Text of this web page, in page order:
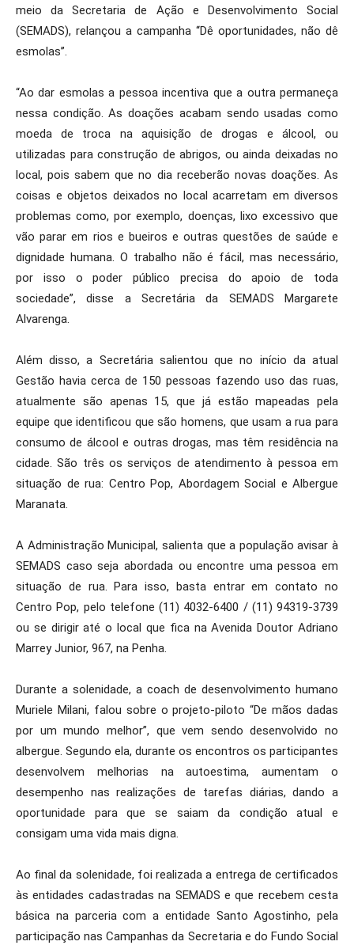
meio da Secretaria de Ação e Desenvolvimento Social
(SEMADS), relançou a campanha ‘‘Dê oportunidades, não dê
esmolas’’.
“Ao dar esmolas a pessoa incentiva que a outra permaneça
nessa condição. As doações acabam sendo usadas como
moeda de troca na aquisição de drogas e álcool, ou
utilizadas para construção de abrigos, ou ainda deixadas no
local, pois sabem que no dia receberão novas doações. As
coisas e objetos deixados no local acarretam em diversos
problemas como, por exemplo, doenças, lixo excessivo que
vão parar em rios e bueiros e outras questões de saúde e
dignidade humana. O trabalho não é fácil, mas necessário,
por isso o poder público precisa do apoio de toda
sociedade”, disse a Secretária da SEMADS Margarete
Alvarenga.
Além disso, a Secretária salientou que no início da atual
Gestão havia cerca de 150 pessoas fazendo uso das ruas,
atualmente são apenas 15, que já estão mapeadas pela
equipe que identificou que são homens, que usam a rua para
consumo de álcool e outras drogas, mas têm residência na
cidade. São três os serviços de atendimento à pessoa em
situação de rua: Centro Pop, Abordagem Social e Albergue
Maranata.
A Administração Municipal, salienta que a população avisar à
SEMADS caso seja abordada ou encontre uma pessoa em
situação de rua. Para isso, basta entrar em contato no
Centro Pop, pelo telefone (11) 4032-6400 / (11) 94319-3739
ou se dirigir até o local que fica na Avenida Doutor Adriano
Marrey Junior, 967, na Penha.
Durante a solenidade, a coach de desenvolvimento humano
Muriele Milani, falou sobre o projeto-piloto “De mãos dadas
por um mundo melhor”, que vem sendo desenvolvido no
albergue. Segundo ela, durante os encontros os participantes
desenvolvem melhorias na autoestima, aumentam o
desempenho nas realizações de tarefas diárias, dando a
oportunidade para que se saiam da condição atual e
consigam uma vida mais digna.
Ao final da solenidade, foi realizada a entrega de certificados
às entidades cadastradas na SEMADS e que recebem cesta
básica na parceria com a entidade Santo Agostinho, pela
participação nas Campanhas da Secretaria e do Fundo Social